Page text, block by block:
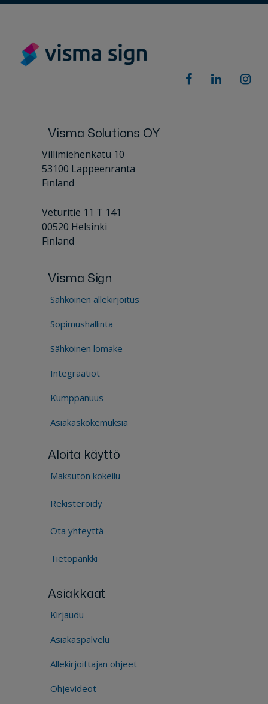
Visma Solutions OY
Villimiehenkatu 10
53100 Lappeenranta
Finland
Veturitie 11 T 141
00520 Helsinki
Finland
Visma Sign
Sähköinen allekirjoitus
Sopimushallinta
Sähköinen lomake
Integraatiot
Kumppanuus
Asiakaskokemuksia
Aloita käyttö
Maksuton kokeilu
Rekisteröidy
Ota yhteyttä
Tietopankki
Asiakkaat
Kirjaudu
Asiakaspalvelu
Allekirjoittajan ohjeet
Ohjevideot